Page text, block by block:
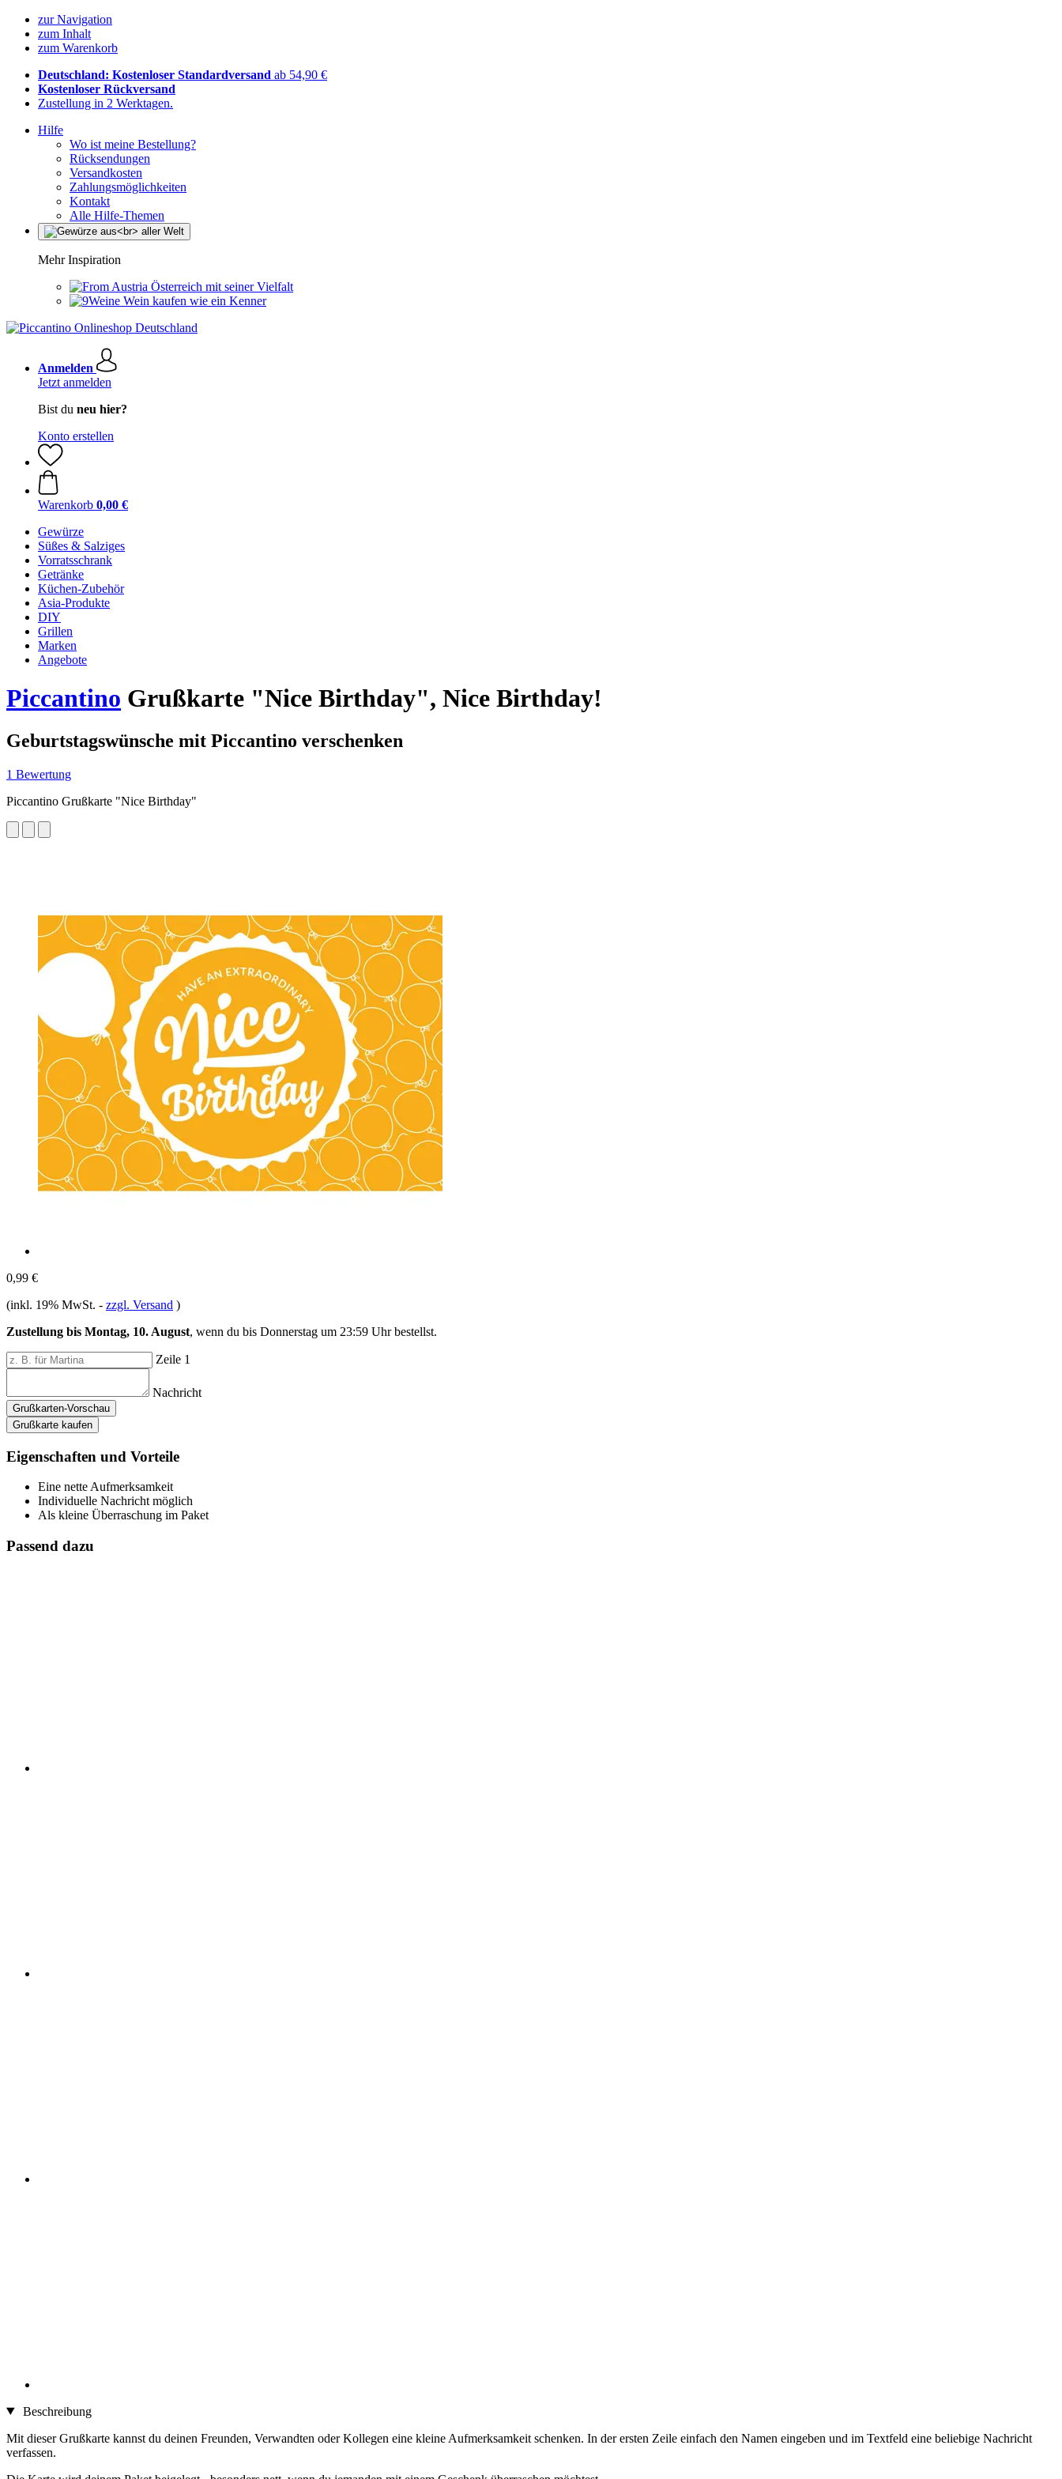
zur Navigation
zum Inhalt
zum Warenkorb
Deutschland: Kostenloser Standardversand ab 54,90 €
Kostenloser Rückversand
Zustellung in 2 Werktagen.
Hilfe
Wo ist meine Bestellung?
Rücksendungen
Versandkosten
Zahlungsmöglichkeiten
Kontakt
Alle Hilfe-Themen
Mehr Inspiration
Österreich mit seiner Vielfalt
Wein kaufen wie ein Kenner
Anmelden
Jetzt anmelden
Bist du neu hier?
Konto erstellen
Warenkorb 0,00 €
Gewürze
Süßes & Salziges
Vorratsschrank
Getränke
Küchen-Zubehör
Asia-Produkte
DIY
Grillen
Marken
Angebote
Piccantino Grußkarte "Nice Birthday", Nice Birthday!
Geburtstagswünsche mit Piccantino verschenken
1 Bewertung
Piccantino Grußkarte "Nice Birthday"
0,99 €
(inkl. 19% MwSt. - zzgl. Versand )
Zustellung bis Montag, 10. August, wenn du bis Donnerstag um 23:59 Uhrbestellst.
Zeile 1
Nachricht
Grußkarten-Vorschau
Grußkarte kaufen
Eigenschaften und Vorteile
Eine nette Aufmerksamkeit
Individuelle Nachricht möglich
Als kleine Überraschung im Paket
Passend dazu
Beschreibung
Mit dieser Grußkarte kannst du deinen Freunden, Verwandten oder Kollegen eine kleine Aufmerksamkeit schenken. In der ersten Zeile einfach den Namen eingeben und im Textfeld eine beliebige Nachricht
verfassen.